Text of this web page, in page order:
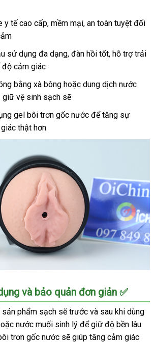
y tế cao cấp, mềm mại, an toàn tuyệt đối
sử dụng đa dạng, đàn hồi tốt, hỗ trợ trải
độ cảm giác
bằng xà bông hoặc dung dịch nước
giữ vệ sinh sạch sẽ
gel bôi trơn gốc nước để tăng sự
thật hơn
và bảo quản đơn giản ✅
sản phẩm sạch sẽ trước và sau khi dùng
nước muối sinh lý để giữ độ bền lâu
trơn gốc nước sẽ giúp tăng cảm giác